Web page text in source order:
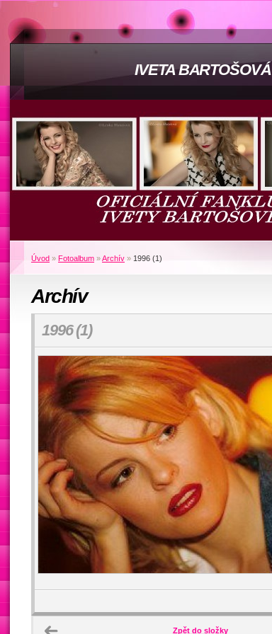
IVETA BARTOŠOVÁ
Úvod » Fotoalbum »Archív » 1996 (1)
Archív
1996 (1)
Zpět do složky